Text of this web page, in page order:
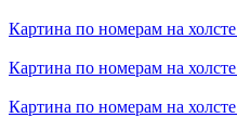
Картина по номерам на холсте
Картина по номерам на холсте
Картина по номерам на холсте